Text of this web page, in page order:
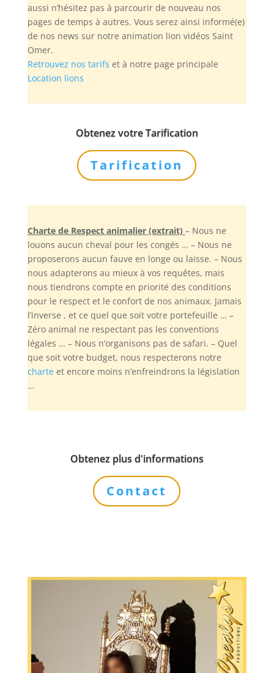
aussi n’hésitez pas à parcourir de nouveau nos
pages de temps à autres. Vous serez ainsi informé(e)
de nos news sur notre animation lion vidéos Saint
Omer.
Retrouvez nos tarifs et à notre page principale
Location lions
Obtenez votre Tarification
Tarification
Charte de Respect animalier (extrait) – Nous ne
louons aucun cheval pour les congés … – Nous ne
proposerons aucun fauve en longe ou laisse. – Nous
nous adapterons au mieux à vos requêtes, mais
nous tiendrons compte en priorité des conditions
pour le respect et le confort de nos animaux. Jamais
l’inverse , et ce quel que soit votre portefeuille … –
Zéro animal ne respectant pas les conventions
légales … – Nous n’organisons pas de safari. – Quel
que soit votre budget, nous respecterons notre
charteet encore moins n’enfreindrons la législation
…
Obtenez plus d'informations
Contact